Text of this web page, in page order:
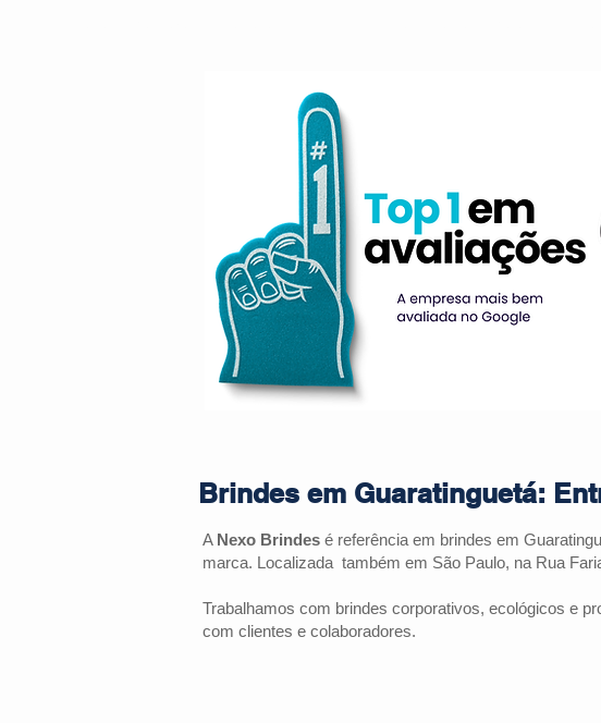
Brindes em Guaratinguetá:
A Nexo Brindes é referência em brindes em
marca. Localizada também em São Paulo, na Rua
Trabalhamos com brindes corporativos, ecológicos e
com clientes e colaboradores.